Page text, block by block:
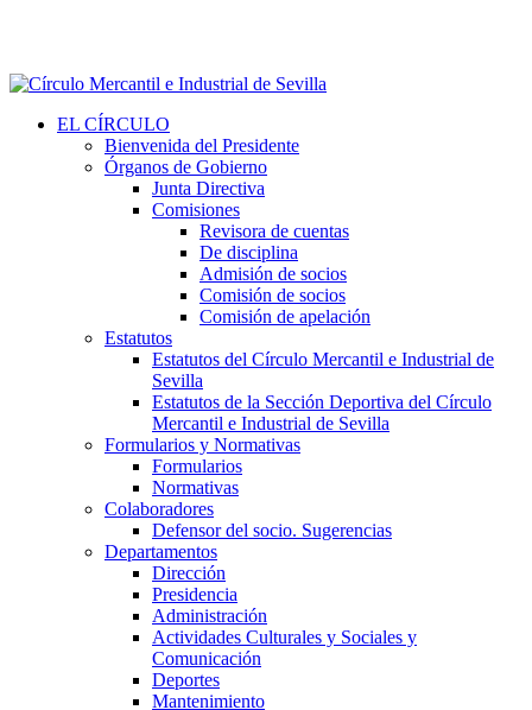
EL CÍRCULO
Bienvenida del Presidente
Órganos de Gobierno
Junta Directiva
Comisiones
Revisora de cuentas
De disciplina
Admisión de socios
Comisión de socios
Comisión de apelación
Estatutos
Estatutos del Círculo Mercantil e Industrial de
Sevilla
Estatutos de la Sección Deportiva del Círculo
Mercantil e Industrial de Sevilla
Formularios y Normativas
Formularios
Normativas
Colaboradores
Defensor del socio. Sugerencias
Departamentos
Dirección
Presidencia
Administración
Actividades Culturales y Sociales y
Comunicación
Deportes
Mantenimiento